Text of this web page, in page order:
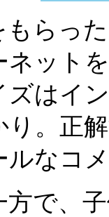
らっ
ネット
ズはイ
り。正
なコメ
で、子